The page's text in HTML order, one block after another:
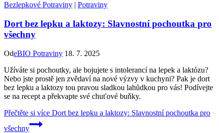
Bezlepkové Potraviny | Potraviny
Dort bez lepku a laktozy: Slavnostní pochoutka pro
všechny
OdeBIO Potraviny 18. 7. 2025
Užíváte si pochoutky, ale bojujete s intolerancí na lepek a laktózu?
Nebo jste prostě jen zvědaví na nové výzvy v kuchyni? Pak je dort
bez lepku a laktozy tou pravou sladkou lahůdkou pro vás! Podívejte
se na recept a překvapte své chuťové buňky.
Přečtěte si více Dort bez lepku a laktozy: Slavnostní pochoutka pro
všechny